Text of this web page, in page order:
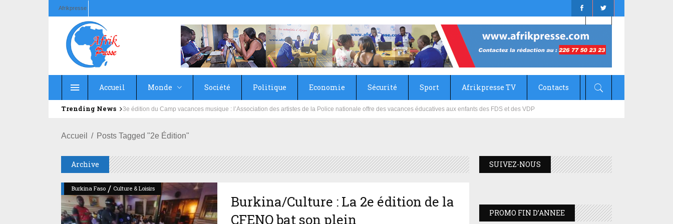
Afrikpresse
Accueil Monde Société Politique Economie Sécurité Sport Afrikpresse TV Contacts
Trending News 3e édition du Camp vacances musique : l’Association des artistes de la Police nationale offre des vacances éducatives aux enfants des FDS et des VDP
Education : la fédération de la Russie rénove les écoles primaire et collège du Camp Général Aboubacar Sangoulé Lamizana
Accueil Posts Tagged "2e Édition"
Archive
Burkina Faso / Culture & Loisirs
Burkina/Culture : La 2e édition de la
CFENO bat son plein
SUIVEZ-NOUS
PROMO FIN D’ANNEE